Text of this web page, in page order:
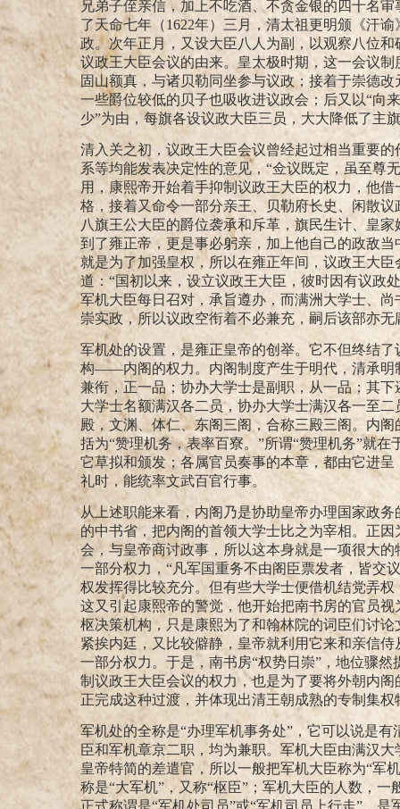
兄弟子侄亲信，加上不吃酒、不贪金银的四十名
了天命七年（1622年）三月，清太祖更明颁《汗
政。次年正月，又设大臣八人为副，以观察八位
议政王大臣会议的由来。皇太极时期，这一会议
固山额真，与诸贝勒同坐参与议政；接着于崇德
一些爵位较低的贝子也吸收进议政会；后又以“向
少”为由，每旗各设议政大臣三员，大大降低了主
清入关之初，议政王大臣会议曾经起过相当重要
系等均能发表决定性的意见，“佥议既定，虽至尊
用，康熙帝开始着手抑制议政王大臣的权力，他
格，接着又命令一部分亲王、贝勒府长史、闲散
八旗王公大臣的爵位袭承和斥革，旗民生计、皇
到了雍正帝，更是事必躬亲，加上他自己的政敌
就是为了加强皇权，所以在雍正年间，议政王大
道：“国初以来，设立议政王大臣，彼时因有议政
军机大臣每日召对，承旨遵办，而满洲大学士、
崇实政，所以议政空衔着不必兼充，嗣后该部亦无
军机处的设置，是雍正皇帝的创举。它不但终结
构——内阁的权力。内阁制度产生于明代，清承明
兼衔，正一品；协办大学士是副职，从一品；其
大学士名额满汉各二员，协办大学士满汉各一至
殿，文渊、体仁、东阁三阁，合称三殿三阁。 内阁
括为“赞理机务，表率百寮。”所谓“赞理机务”就在
它草拟和颁发；各属官员奏事的本章，都由它进
礼时，能统率文武百官行事。
从上述职能来看，内阁乃是协助皇帝办理国家政
的中书省，把内阁的首领大学士比之为宰相。正
会，与皇帝商讨政事，所以这本身就是一项很大
一部分权力，“凡军国重务不由阁臣票发者，皆交
权发挥得比较充分。但有些大学士便借机结党弄
这又引起康熙帝的警觉，他开始把南书房的官员
枢决策机构，只是康熙为了和翰林院的词臣们讨
紧挨内廷，又比较僻静，皇帝就利用它来和亲信
一部分权力。于是，南书房“权势日崇”， 地位骤然
制议政王大臣会议的权力，也是为了要将外朝内
正完成这种过渡，并体现出清王朝成熟的专制集
军机处的全称是“办理军机事务处”，它可以说是
臣和军机章京二职，均为兼职。军机大臣由满汉
皇帝特简的差遣官，所以一般把军机大臣称为“军
称是“大军机”，又称“枢臣”；军机大臣的人数，
正式称谓是“军机处司员”或“军机司员上行走”，